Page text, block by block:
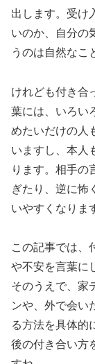
出します。受け
いのか、自分の
うのは自然なこ
けれども付き合
葉には、いろい
めたいだけの人
いますし、本人
ります。相手の
ぎたり、逆に怖
いやすくなりま
この記事では、
や不安を言葉に
そのうえで、家
ンや、外で会い
る方法を具体的
後の付き合い方